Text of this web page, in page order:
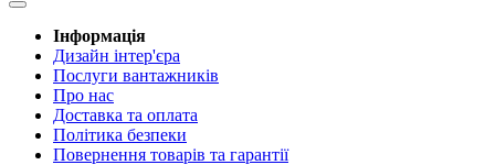
Інформація
Дизайн інтер'єра
Послуги вантажників
Про нас
Доставка та оплата
Політика безпеки
Повернення товарів та гарантії